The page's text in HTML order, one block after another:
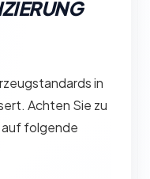
in
Achten Sie zu
auf folgende